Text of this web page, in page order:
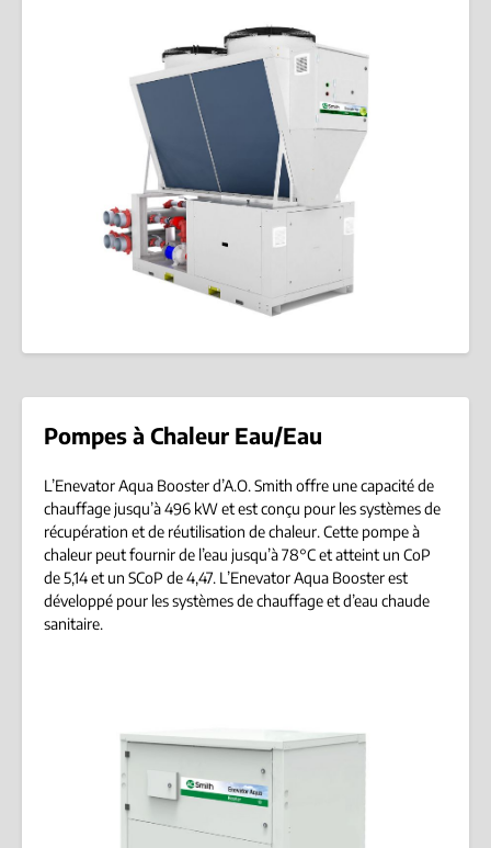
Pompes à Chaleur Eau/Eau
L’Enevator Aqua Booster d’A.O. Smith offre une capacité de
chauffage jusqu’à 496 kW et est conçu pour les systèmes de
récupération et de réutilisation de chaleur. Cette pompe à
chaleur peut fournir de l’eau jusqu’à 78°C et atteint un CoP
de 5,14 et un SCoP de 4,47. L’Enevator Aqua Booster est
développé pour les systèmes de chauffage et d’eau chaude
sanitaire.